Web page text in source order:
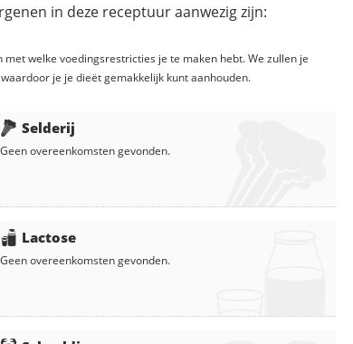
in deze receptuur aanwezig zijn:
welke voedingsrestricties je te maken hebt. We zullen je
je je dieët gemakkelijk kunt aanhouden.
Selderij
Geen overeenkomsten gevonden.
Lactose
Geen overeenkomsten gevonden.